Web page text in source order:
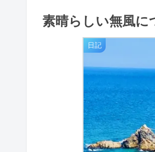
素晴らしい無風に
日記